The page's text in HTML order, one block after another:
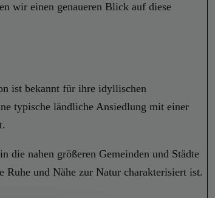
wir einen genaueren Blick auf diese
ist bekannt für ihre idyllischen
typische ländliche Ansiedlung mit einer
die nahen größeren Gemeinden und Städte
Ruhe und Nähe zur Natur charakterisiert ist.